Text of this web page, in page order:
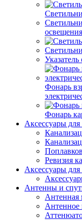
освещения
Указатель
Фонарь
Фонарь
Аксессуары
Ревизия
Аксессуары для
Антенны и
Антенная
Антенное